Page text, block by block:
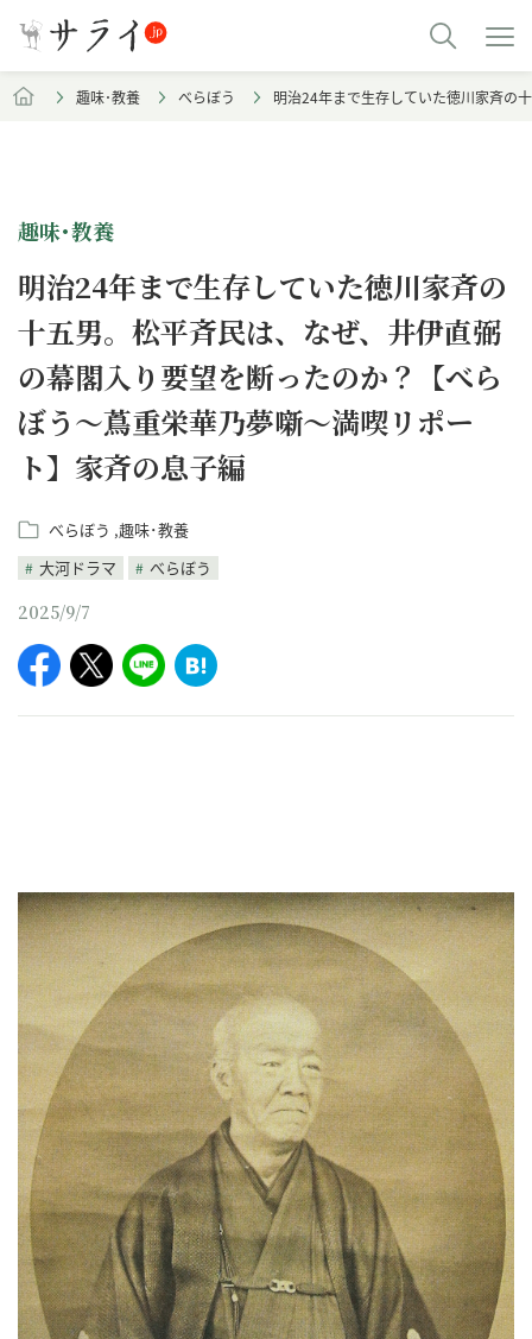
趣味･教養 べらぼう 明治24年まで生存していた徳川家斉の
趣味･教養
明治24年まで生存していた徳川家斉の
十五男。松平斉民は、なぜ、井伊直弼
の幕閣入り要望を断ったのか？【べら
ぼう～蔦重栄華乃夢噺～満喫リポー
ト】家斉の息子編
べらぼう 趣味･教養
大河ドラマ
べらぼう
2025/9/7